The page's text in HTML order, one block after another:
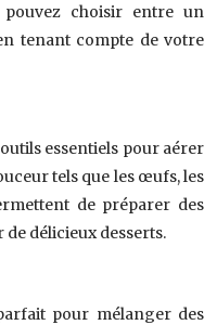
choisir entre un
tenant compte de votre
essentiels pour aérer
tels que les œufs, les
de préparer des
délicieux desserts.
pour mélanger des